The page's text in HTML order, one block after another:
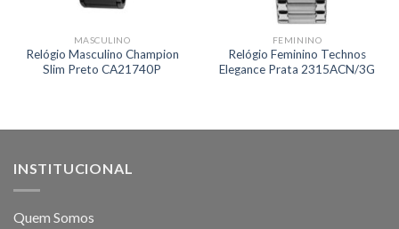
MASCULINO
Relógio Masculino Champion
Slim Preto CA21740P
FEMININO
Relógio Feminino Technos
Elegance Prata 2315ACN/3G
INSTITUCIONAL
Quem Somos